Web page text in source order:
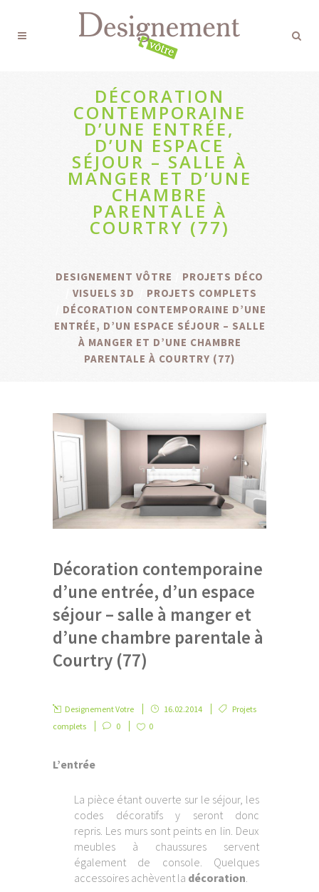
DÉCORATION
CONTEMPORAINE
D’UNE ENTRÉE,
D’UN ESPACE
SÉJOUR – SALLE À
MANGER ET D’UNE
CHAMBRE
PARENTALE À
COURTRY (77)
DESIGNEMENT VÔTRE
PROJETS DÉCO
VISUELS 3D
PROJETS COMPLETS
DÉCORATION CONTEMPORAINE D’UNE
ENTRÉE, D’UN ESPACE SÉJOUR – SALLE
À MANGER ET D’UNE CHAMBRE
PARENTALE À COURTRY (77)
Décoration contemporaine
d’une entrée, d’un espace
séjour – salle à manger et
d’une chambre parentale à
Courtry (77)
Designement Votre 16.02.2014
Projets
complets
0 0
L’entrée
La pièce étant ouverte sur le séjour, les
codes décoratifs y seront donc
repris. Les murs sont peints en lin. Deux
meubles à chaussures servent
également de console. Quelques
accessoires achèvent la décoration